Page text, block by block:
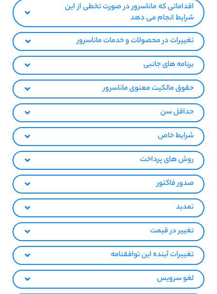
اقداماتی که ماناسرور در صورت تخطی از این
شرایط انجام می دهد
تغییرات در محصولات و خدمات ماناسرور
برنامه های جانبی
حقوق مالکیت معنوی ماناسرور
حداقل سن
شرایط خاص
روش های پرداخت
صدور فاکتور
تمدید
تغییر در قیمت
تغییرات آینده این توافقنامه
لغو سرویس